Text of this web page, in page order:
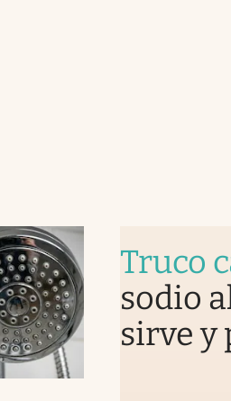
Truco
sodio
sirve y